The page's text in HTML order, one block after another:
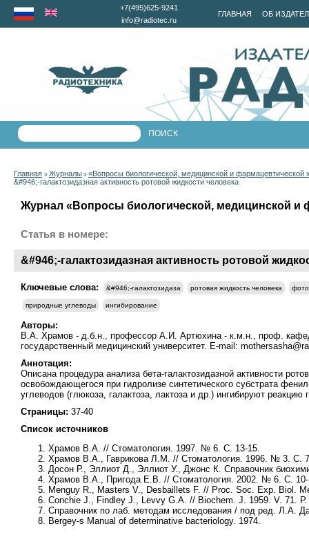
ГЛАВНАЯ ОБ
+7(495)625-9241
info@radiotec.ru
Главная > Журналы > «Вопросы биологической, медицинской и фармацевтической
&#946;-галактозидазная активность ротовой жидкости человека
Журнал «Вопросы биологической, медицинской и
Статья в номере:
&#946;-галактозидазная активность ротовой
Ключевые слова: &#946;-галактозидаза ротовая жидкость человека
природные углеводы ингибирование
Авторы:
В.А. Храмов - д.б.н., профессор А.И. Артюхина - к.м.н., проф.
государственный медицинский университет. E-mail:
Аннотация:
Описана процедура анализа бета-галактозидазной активности
освобождающегося при гидролизе синтетического субстрата
углеводов (глюкоза, галактоза, лактоза и др.) ингибируют
Страницы: 37-40
Список источников
Храмов В.А. // Стоматология. 1997. № 6. С. 13-15.
Храмов В.А., Гаврикова Л.М. // Стоматология. 1996. № 3. С.
Досон Р., Эллиот Д., Эллиот У., Джонс К. Справочник
Храмов В.А., Пригода Е.В. // Стоматология. 2002. № 6. С.
Menguy R., Masters V., Desbaillets F. // Proc. Soc. Exp. Biol.
Conchie J., Findley J., Levvy G.A. // Biochem. J. 1959. V. 71. Р.
Справочник по лаб. методам исследования / под ред. Л.А.
Bergey-s Manual of determinative bacteriology. 1974.